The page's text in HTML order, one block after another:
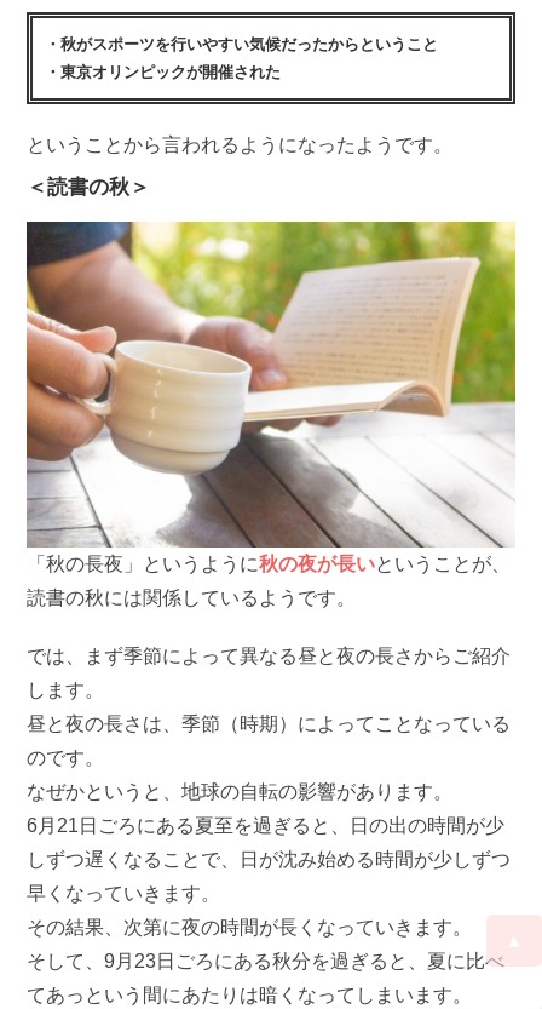
・秋がスポーツを行いやすい気候だったからということ
・東京オリンピックが開催された
ということから言われるようになったようです。
＜読書の秋＞
「秋の長夜」というように秋の夜が長いということが、
読書の秋には関係しているようです。
では、まず季節によって異なる昼と夜の長さからご紹介
します。
昼と夜の長さは、季節（時期）によってことなっている
のです。
なぜかというと、地球の自転の影響があります。
6月21日ごろにある夏至を過ぎると、日の出の時間が少
しずつ遅くなることで、日が沈み始める時間が少しずつ
早くなっていきます。
その結果、次第に夜の時間が長くなっていきます。
そして、9月23日ごろにある秋分を過ぎると、夏に比べ
てあっという間にあたりは暗くなってしまいます。